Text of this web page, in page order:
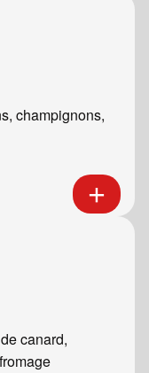
champignons,
canard,